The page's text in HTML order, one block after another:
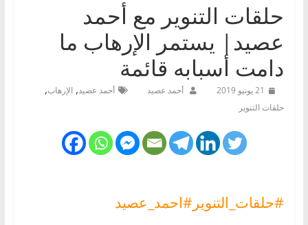
حلقات التنوير مع أحمد
عصيد| يستمر الإرهاب ما
دامت أسبابه قائمة
21 يونيو 2019 أحمد عصيد أحمد عصيد, الإرهاب,
حلقات التنوير
#حلقات_التنوير #احمد_عصيد